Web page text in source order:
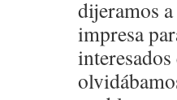
dijeramos
impresa